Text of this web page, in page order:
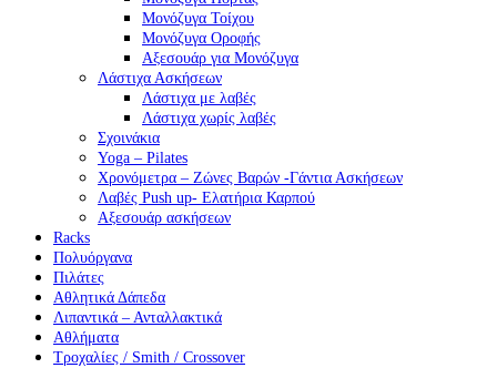
Μονόζυγα Τοίχου
Μονόζυγα Οροφής
Αξεσουάρ για Μονόζυγα
Λάστιχα Ασκήσεων
Λάστιχα με λαβές
Λάστιχα χωρίς λαβές
Σχοινάκια
Yoga – Pilates
Χρονόμετρα – Ζώνες Βαρών -Γάντια Ασκήσεων
Λαβές Push up- Ελατήρια Καρπού
Αξεσουάρ ασκήσεων
Racks
Πολυόργανα
Πιλάτες
Αθλητικά Δάπεδα
Λιπαντικά – Ανταλλακτικά
Αθλήματα
Τροχαλίες / Smith / Crossover